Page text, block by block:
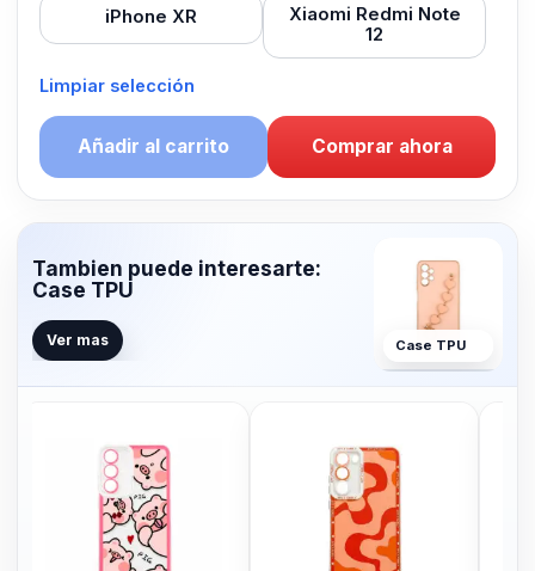
iPhone XR
Xiaomi Redmi Note
12
Limpiar selección
Añadir al carrito Comprar ahora
Tambien puede interesarte:
Case TPU
Ver mas Case TPU